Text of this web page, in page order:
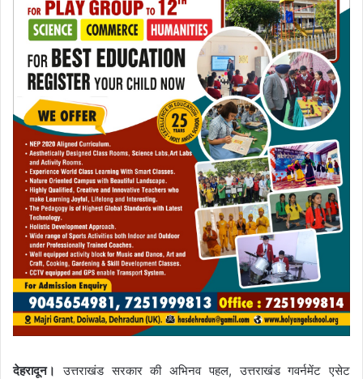
देहरादून। उत्तराखंड सरकार की अभिनव पहल, उत्तराखंड गवर्नमेंट एसेट